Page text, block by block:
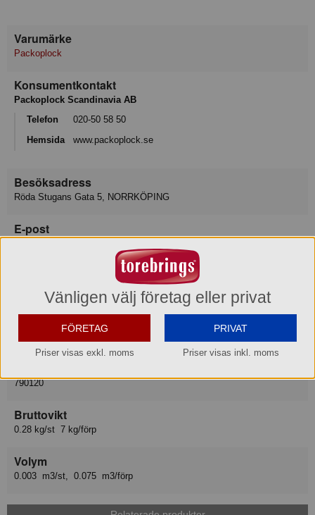
Varumärke
Packoplock
Konsumentkontakt
Packoplock Scandinavia AB
Telefon
020-50 58 50
Hemsida
www.packoplock.se
Besöksadress
Röda Stugans Gata 5, NORRKÖPING
E-post
Wellkartong
Leverantör
790120
Bruttovikt
0.28 kg/st 7 kg/förp
Volym
0.003 m3/st, 0.075 m3/förp
Vänligen välj företag eller privat
FÖRETAG
Priser visas exkl. moms
PRIVAT
Priser visas inkl. moms